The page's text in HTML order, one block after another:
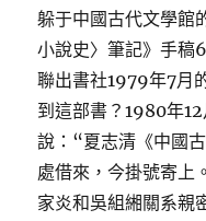
躲于中國古代文學館
小說史〉筆記》手稿
聯出書社1979年7月
到這部書？1980年
說：“夏志清《中國
處借來，今掛號寄上
家炎和吳組緗關系親